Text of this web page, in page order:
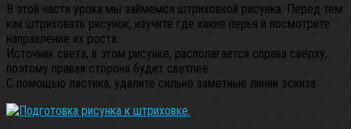
В этой части урока мы займемся штриховкой рисунка. Перед тем
как штриховать рисунок, изучите где какие перья и посмотрите
направление их роста.
Источник света, в этом рисунке, располагается справа сверху,
поэтому правая сторона будет светлее.
С помощью ластика, удалите сильно заметные линии эскиза.